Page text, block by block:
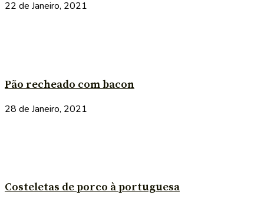
22 de Janeiro, 2021
Pão recheado com bacon
28 de Janeiro, 2021
Costeletas de porco à portuguesa